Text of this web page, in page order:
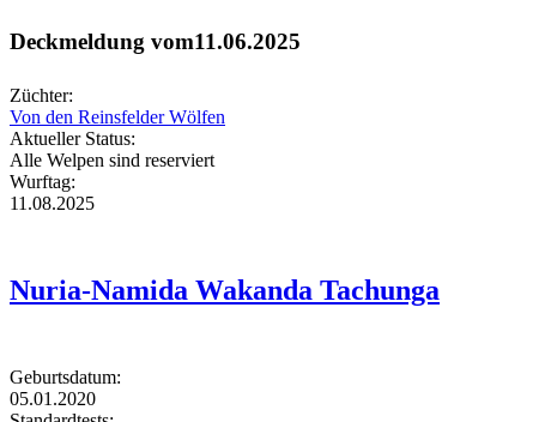
Deckmeldung vom11.06.2025
Züchter:
Von den Reinsfelder Wölfen
Aktueller Status:
Alle Welpen sind reserviert
Wurftag:
11.08.2025
Nuria-Namida Wakanda Tachunga
Geburtsdatum:
05.01.2020